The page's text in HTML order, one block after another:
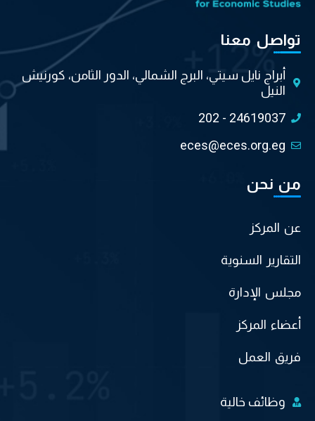
تواصل معنا
أبراج نايل سيتي، البرج الشمالي، الدور الثامن، كورنيش
النيل
202 - 24619037
eces@eces.org.eg
من نحن
عن المركز
التقارير السنوية
مجلس الإدارة
أعضاء المركز
فريق العمل
وظائف خالية